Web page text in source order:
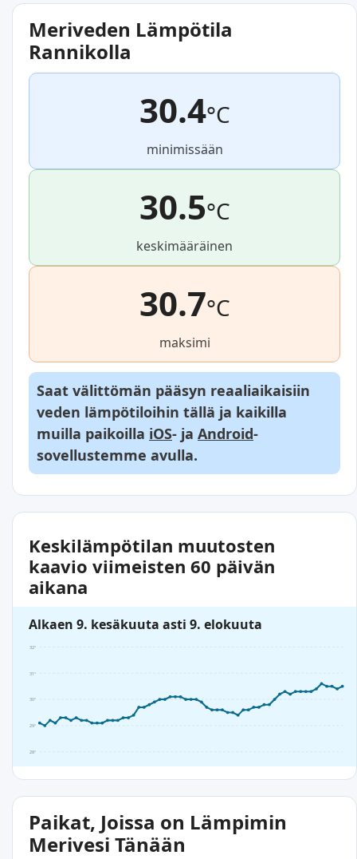
Meriveden Lämpötila
Rannikolla
30.4°C
minimissään
30.5°C
keskimääräinen
30.7°C
maksimi
Saat välittömän pääsyn reaaliaikaisiin
veden lämpötiloihin tällä ja kaikilla
muilla paikoilla iOS- ja Android-
sovellustemme avulla.
Keskilämpötilan muutosten
kaavio viimeisten 60 päivän
aikana
Alkaen 9. kesäkuuta asti 9. elokuuta
28°
29°
30°
31°
32°
Paikat, Joissa on Lämpimin
Merivesi Tänään